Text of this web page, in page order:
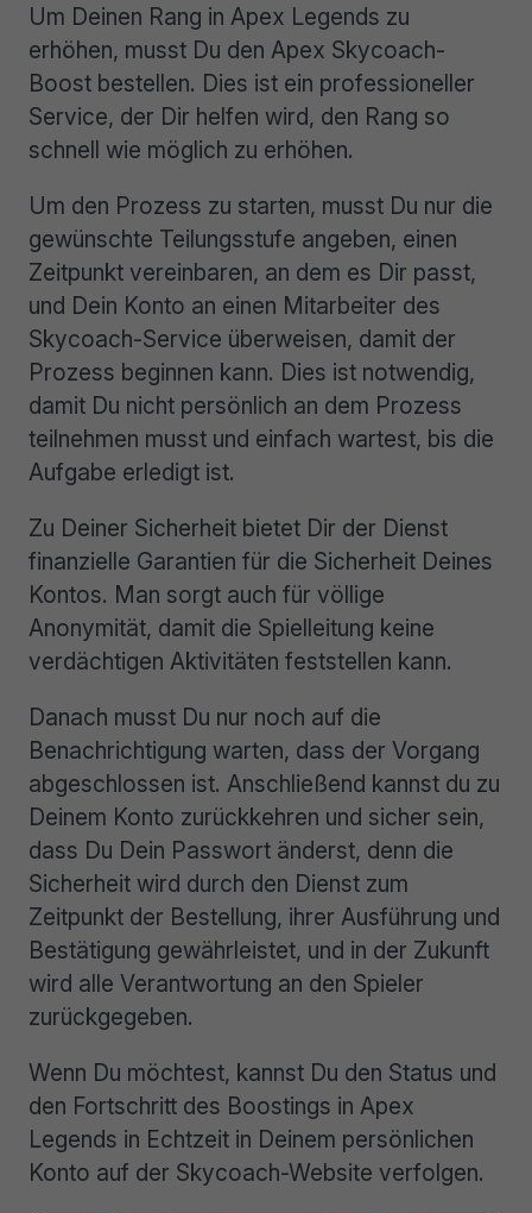
Um Deinen Rang in Apex Legends zu
erhöhen, musst Du den Apex Skycoach-
Boost bestellen. Dies ist ein professioneller
Service, der Dir helfen wird, den Rang so
schnell wie möglich zu erhöhen.
Um den Prozess zu starten, musst Du nur die
gewünschte Teilungsstufe angeben, einen
Zeitpunkt vereinbaren, an dem es Dir passt,
und Dein Konto an einen Mitarbeiter des
Skycoach-Service überweisen, damit der
Prozess beginnen kann. Dies ist notwendig,
damit Du nicht persönlich an dem Prozess
teilnehmen musst und einfach wartest, bis die
Aufgabe erledigt ist.
Zu Deiner Sicherheit bietet Dir der Dienst
finanzielle Garantien für die Sicherheit Deines
Kontos. Man sorgt auch für völlige
Anonymität, damit die Spielleitung keine
verdächtigen Aktivitäten feststellen kann.
Danach musst Du nur noch auf die
Benachrichtigung warten, dass der Vorgang
abgeschlossen ist. Anschließend kannst du zu
Deinem Konto zurückkehren und sicher sein,
dass Du Dein Passwort änderst, denn die
Sicherheit wird durch den Dienst zum
Zeitpunkt der Bestellung, ihrer Ausführung und
Bestätigung gewährleistet, und in der Zukunft
wird alle Verantwortung an den Spieler
zurückgegeben.
Wenn Du möchtest, kannst Du den Status und
den Fortschritt des Boostings in Apex
Legends in Echtzeit in Deinem persönlichen
Konto auf der Skycoach-Website verfolgen.